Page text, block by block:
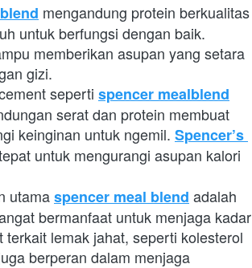
mengandung protein berkualitas
untuk berfungsi dengan baik.
memberikan asupan yang setara
gizi.
seperti spencer mealblend
serat dan protein membuat
keinginan untuk ngemil. Spencer’s
untuk mengurangi asupan kalori
utamaspencer meal blend adalah
bermanfaat untuk menjaga kadar
lemak jahat, seperti kolesterol
berperan dalam menjaga